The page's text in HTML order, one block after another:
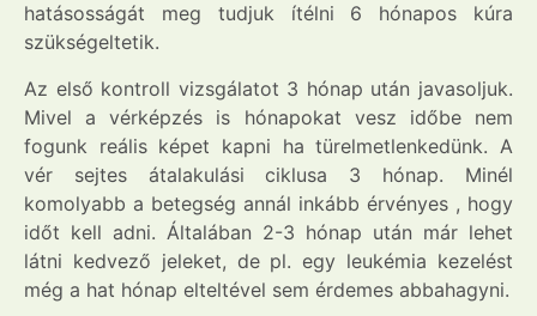
hatásosságát meg tudjuk ítélni 6 hónapos kúra
szükségeltetik.
Az első kontroll vizsgálatot 3 hónap után javasoljuk.
Mivel a vérképzés is hónapokat vesz időbe nem
fogunk reális képet kapni ha türelmetlenkedünk. A
vér sejtes átalakulási ciklusa 3 hónap. Minél
komolyabb a betegség annál inkább érvényes , hogy
időt kell adni. Általában 2-3 hónap után már lehet
látni kedvező jeleket, de pl. egy leukémia kezelést
még a hat hónap elteltével sem érdemes abbahagyni.